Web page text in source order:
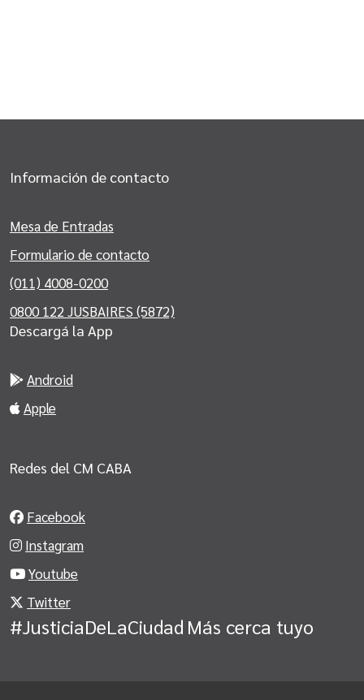
Información de contacto
Mesa de Entradas
Formulario de contacto
(011) 4008-0200
0800 122 JUSBAIRES (5872)
Descargá la App
Android
Apple
Redes del CM CABA
Facebook
Instagram
Youtube
Twitter
#JusticiaDeLaCiudad Más cerca tuyo